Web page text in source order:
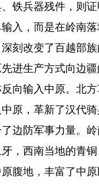
铁兵器残件，则
入，而是在岭南
刻改变了百越部
进生产方式向边
向输入中原。北方
原，革新了汉代
边防军事力量。
，西南当地的青
腹地，丰富了中